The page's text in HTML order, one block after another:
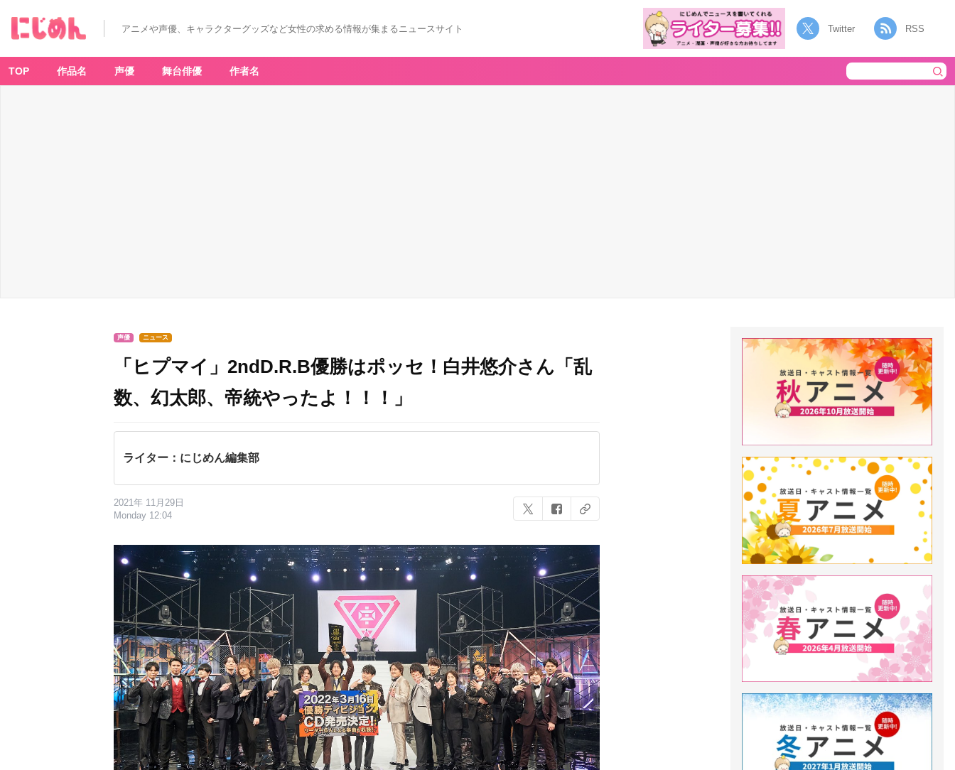
アニメや声優、キャラクターグッズなど女性の求める情報が集まるニュースサイト Twitter RSS
TOP 作品名 声優 舞台俳優 作者名
声優 ニュース
「ヒプマイ」2ndD.R.B優勝はポッセ！白井悠介さん「乱
数、幻太郎、帝統やったよ！！！」
ライター：にじめん編集部
2021年 11月29日
Monday 12:04